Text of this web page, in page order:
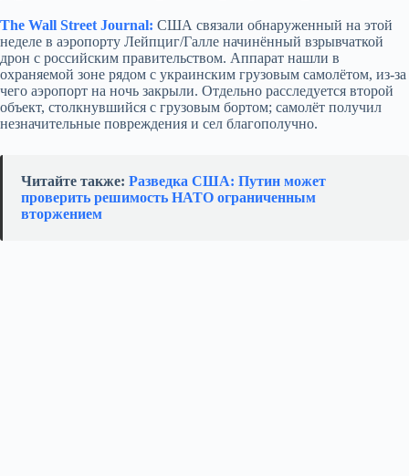
The Wall Street Journal: США связали обнаруженный на этой
неделе в аэропорту Лейпциг/Галле начинённый взрывчаткой
дрон с российским правительством. Аппарат нашли в
охраняемой зоне рядом с украинским грузовым самолётом, из‑за
чего аэропорт на ночь закрыли. Отдельно расследуется второй
объект, столкнувшийся с грузовым бортом; самолёт получил
незначительные повреждения и сел благополучно.
Читайте также: Разведка США: Путин может
проверить решимость НАТО ограниченным
вторжением